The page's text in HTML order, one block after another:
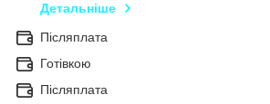
Детальніше
Післяплата
Готівкою
Післяплата